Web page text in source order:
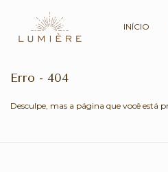
INÍCIO
Erro - 404
Desculpe, mas a página que você está